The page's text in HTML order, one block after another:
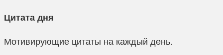
Цитата дня
Мотивирующие цитаты на каждый день.